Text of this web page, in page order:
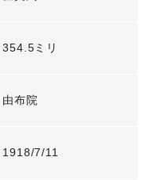
354.5ミリ
由布院
1918/7/11